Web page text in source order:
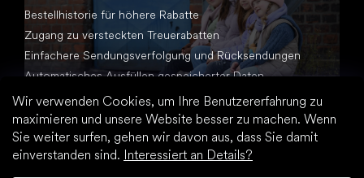
Wir verwenden Cookies, um Ihre Benutzererfahrung zu
maximieren und unsere Website besser zu machen. Wenn
Sie weiter surfen, gehen wir davon aus, dass Sie damit
einverstanden sind. Interessiert an Details?
Bestellhistorie für höhere Rabatte
Zugang zu versteckten Treuerabatten
Einfachere Sendungsverfolgung und Rücksendungen
Automatisches Ausfüllen gespeicherter Daten
Alle Dokumente an einem Ort